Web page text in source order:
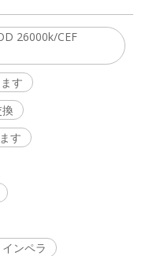
26000k/CEF
す
す
ンペラ